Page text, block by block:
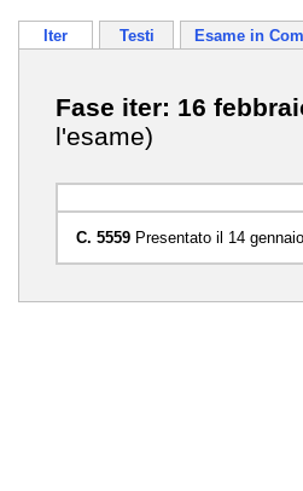
Iter Testi Esame in
Fase iter: 16
l'esame)
C. 5559 Presentato il 14